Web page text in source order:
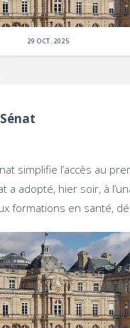
29 OCT. 2025
simplifie l’accès au
a adopté, hier soir, à
formations en santé,